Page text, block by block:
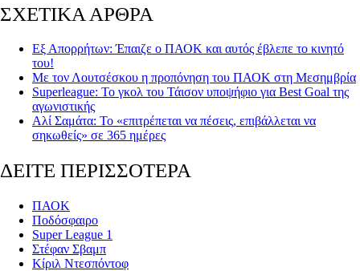
ΣΧΕΤΙΚΑ ΑΡΘΡΑ
Εξ Απορρήτων: Έπαιζε ο ΠΑΟΚ και αυτός έβλεπε το κινητό
του!
Με τον Λουτσέσκου η προπόνηση του ΠΑΟΚ στη Μεσημβρία
Superleague: Το γκολ του Τάισον υποψήφιο για Best Goal της
αγωνιστικής
Αλί Σαμάτα: Το «επιτρέπεται να πέσεις, επιβάλλεται να
σηκωθείς» σε 365 ημέρες
ΔΕΙΤΕ ΠΕΡΙΣΣΟΤΕΡΑ
ΠΑΟΚ
Ποδόσφαιρο
Super League 1
Στέφαν Σβαμπ
Κίριλ Ντεσπόντοφ